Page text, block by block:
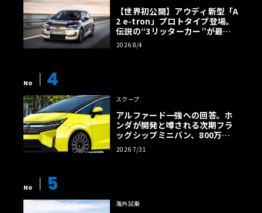
【世界初公開】アウディ新型「A
2 e-tron」プロトタイプ登場。
伝説の“3リッターカー”が最高
効率エントリーBEVとして復活
【画像38枚】
2026 8/4
No 4
スクープ
アルファード一強への回答。ホ
ンダが開発と噂される次期フラ
ッグシップミニバン、800万円
超の勝算【予想CG】
2026 7/31
No 5
海外試乗